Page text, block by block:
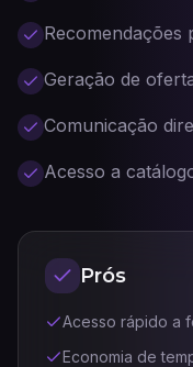
Recomendações
Geração de
Comunicação
Acesso a
Prós
Acesso rápido a
Economia de